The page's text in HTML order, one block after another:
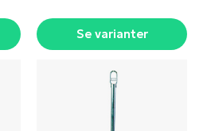
Se varianter